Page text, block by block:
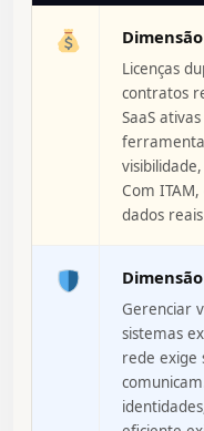
Licenças
contratos
SaaS
Com
dados
Gerenciar
sistemas
rede exige